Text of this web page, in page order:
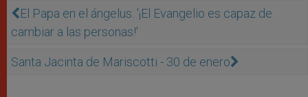
El Papa en el ángelus: '¡El Evangelio es capaz de
cambiar a las personas!'
Santa Jacinta de Mariscotti - 30 de enero